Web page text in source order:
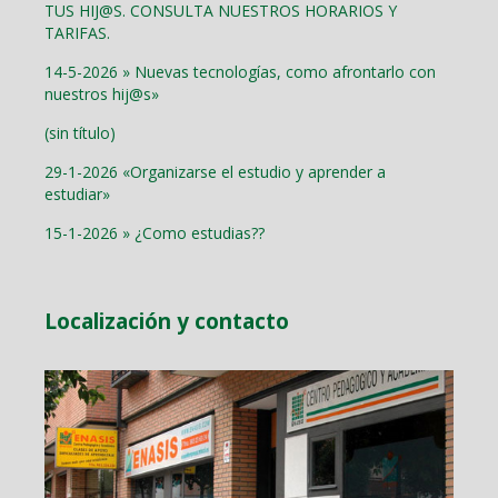
TUS HIJ@S. CONSULTA NUESTROS HORARIOS Y
TARIFAS.
14-5-2026 » Nuevas tecnologías, como afrontarlo con
nuestros hij@s»
(sin título)
29-1-2026 «Organizarse el estudio y aprender a
estudiar»
15-1-2026 » ¿Como estudias??
Localización y contacto